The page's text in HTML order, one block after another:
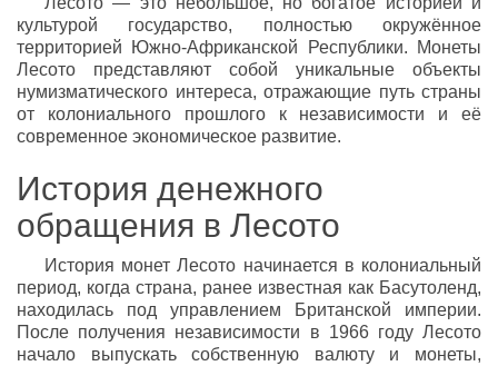
культурой государство, полностью окружённое
территорией Южно-Африканской Республики. Монеты
Лесото представляют собой уникальные объекты
нумизматического интереса, отражающие путь страны
от колониального прошлого к независимости и её
современное экономическое развитие.
История денежного
обращения в Лесото
История монет Лесото начинается в колониальный
период, когда страна, ранее известная как Басутоленд,
находилась под управлением Британской империи.
После получения независимости в 1966 году Лесото
начало выпускать собственную валюту и монеты,